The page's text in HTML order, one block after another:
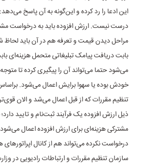
این ادعا را رد کرده و این‌گونه به آن پاسخ
درست نیست. ارزش افزوده باید به درخواست
مراحل دیدن قیمت و تعرفه هم در آن باید لحاظ
بابت دریافت پیامک تبلیغاتی متحمل هزینه‌ای
می‌شود حتما می‌تواند آن را پیگیری کرده تا
خودش بوده یا سهوا برایش اعمال می‌شود.
تنظیم مقررات که از قبل اعمال می‌شد و الان
ذیل ارزش افزوده یک فرآیند ثبت‌نام و تایید دارد؛
مشترکی هزینه‌ای برای ارزش افزوده اعمال
درخواست نکرده می‌تواند هم از کانال اپراتور‌های
سازمان تنظیم مقررات و ارتباطات رادیویی در